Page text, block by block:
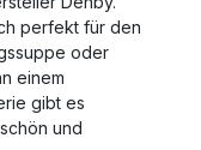
perfekt für den
oder
einem
gibt es
und